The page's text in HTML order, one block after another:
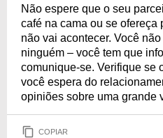
Não espere que o seu
café na cama ou se ofereça
não vai acontecer. Você
ninguém – você tem que
comunique-se. Verifique se
você espera do
opiniões sobre uma grande
COPIAR